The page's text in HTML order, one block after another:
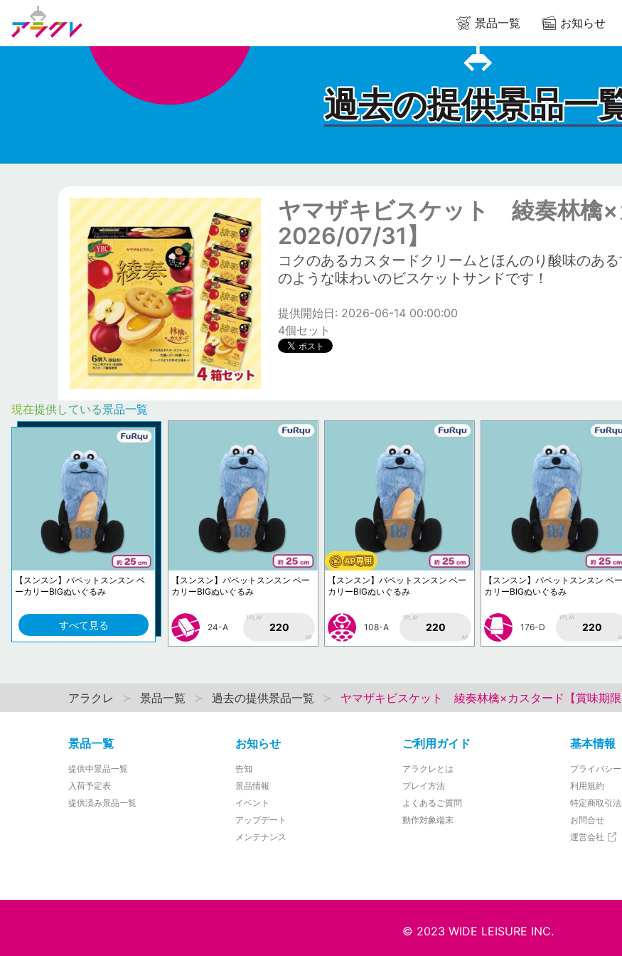
景品一覧 お知らせ
過去の提供景品一
ヤマザキビスケット 綾奏林檎×
2026/07/31】
コクのあるカスタードクリームとほんのり酸味のあ
のような味わいのビスケットサンドです！
提供開始日: 2026-06-14 00:00:00
4個セット
現在提供している景品一覧
【スンスン】パペットスンスン ベ
ーカリーBIGぬいぐるみ
すべて見る
【スンスン】パペットスンスン ベー
カリーBIGぬいぐるみ
24-A
1PLAY
220
AP
【スンスン】パペットスンスン ベー
カリーBIGぬいぐるみ
108-A
1PLAY
220
AP
【スンスン】パペットスンスン ベー
カリーBIGぬいぐるみ
176-D
1PLAY
220
アラクレ 景品一覧 過去の提供景品一覧 ヤマザキビスケット 綾奏林檎×カスタード【賞味期
景品一覧
提供中景品一覧
入荷予定表
提供済み景品一覧
お知らせ
告知
景品情報
イベント
アップデート
メンテナンス
ご利用ガイド
アラクレとは
プレイ方法
よくあるご質問
動作対象端末
基本情報
プライバシ
利用規約
特定商取引
お問合せ
運営会社
© 2023 WIDE LEISURE INC.